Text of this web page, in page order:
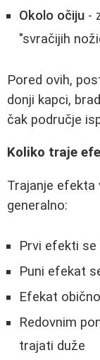
Okolo očiju -
"svračijih
Pored ovih,
donji kapci,
čak područje
Koliko traje
Trajanje efekta
generalno:
Prvi efekti se
Puni efekat
Efekat
Redovnim
trajati duže